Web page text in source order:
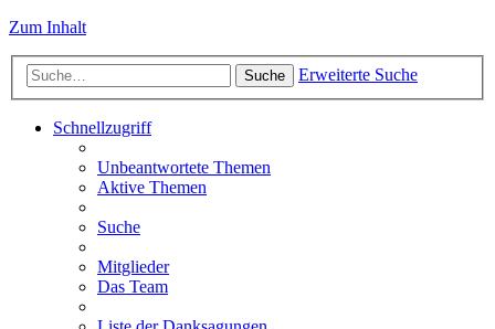
Zum Inhalt
Suche Erweiterte Suche
Schnellzugriff
Unbeantwortete Themen
Aktive Themen
Suche
Mitglieder
Das Team